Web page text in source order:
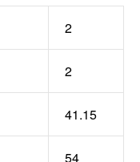
2
2
41.15
54